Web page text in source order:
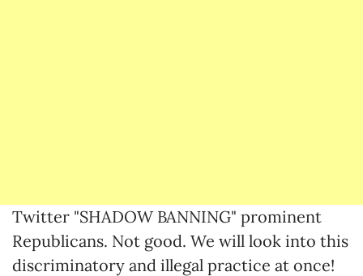
Twitter "SHADOW BANNING" prominent
Republicans. Not good. We will look into this
discriminatory and illegal practice at once!